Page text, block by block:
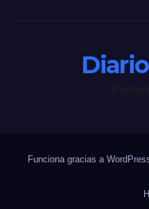
Funciona gracias a